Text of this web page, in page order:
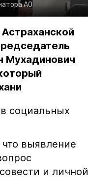
АО
Мухадинович
социальных
выявление
и личной